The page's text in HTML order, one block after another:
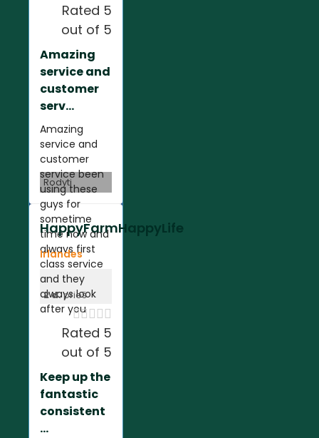
Rated 5
out of 5
Amazing
service and
customer
serv...
Amazing
service and
customer
service been
using these
guys for
sometime
time now and
always first
class service
and they
always look
after you
Rodyti
HappyFarmHappyLife
Irlandes
2 d.prieš

Rated 5
out of 5
Keep up the
fantastic
consistent
...